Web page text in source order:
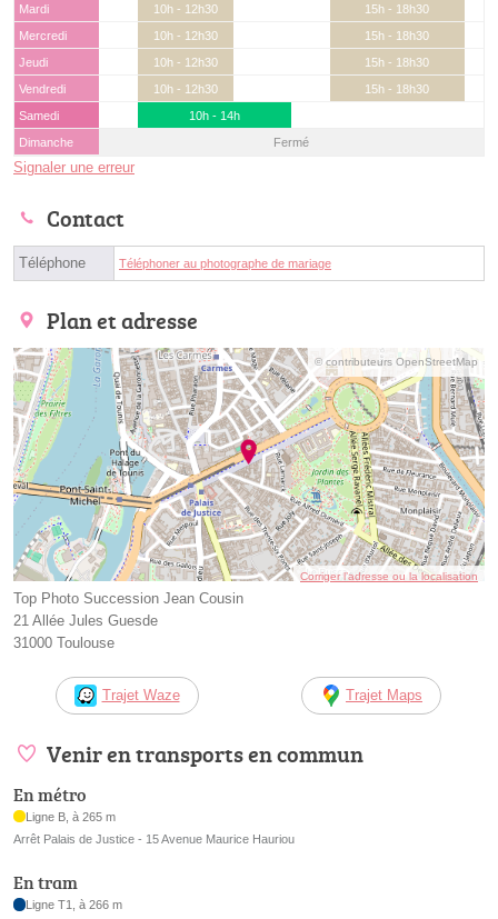
Mardi
10h - 12h30
15h - 18h30
Mercredi
10h - 12h30
15h - 18h30
Jeudi
10h - 12h30
15h - 18h30
Vendredi
10h - 12h30
15h - 18h30
Samedi
10h - 14h
Dimanche
Fermé
Signaler une erreur
Contact
Téléphone Téléphoner au photographe de mariage
Plan et adresse
© contributeurs OpenStreetMap
Corriger l’adresse ou la localisation
Top Photo Succession Jean Cousin
21 Allée Jules Guesde
31000 Toulouse
Trajet Waze Trajet Maps
Venir en transports en commun
En métro
Ligne B, à 265 m
Arrêt Palais de Justice - 15 Avenue Maurice Hauriou
En tram
Ligne T1, à 266 m